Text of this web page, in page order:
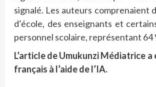
signalé. Les auteurs comprenaient
d’école, des enseignants et
personnel scolaire, représentant 64
L’article de Umukunzi Médiatrice
français à l’aide de l’IA.